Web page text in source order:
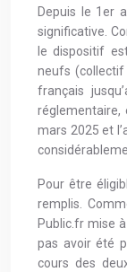
Depuis le 1er
significative.
le dispositif
neufs (collectif
français
réglementaire,
mars 2025 et
Pour être
remplis.
Public.fr mise
pas avoir été
cours des